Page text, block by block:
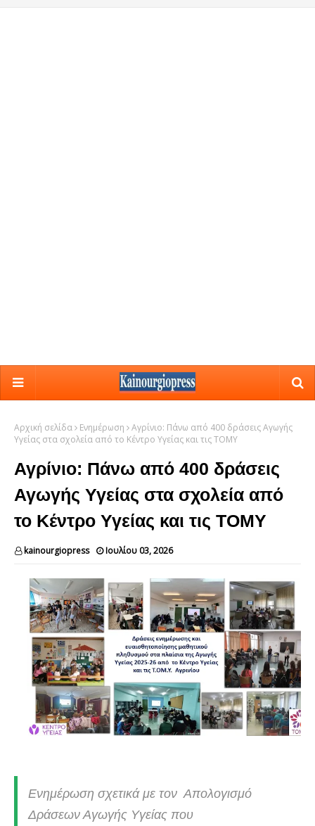
Αρχική σελίδα Ενημέρωση
Αγρίνιο: Πάνω από 400 δράσεις Αγωγής
Υγείας στα σχολεία από το Κέντρο Υγείας και τις ΤΟΜΥ
Αγρίνιο: Πάνω από 400 δράσεις
Αγωγής Υγείας στα σχολεία από
το Κέντρο Υγείας και τις ΤΟΜΥ
kainourgiopress Ιουλίου 03, 2026
Ενημέρωση σχετικά με τον Απολογισμό
Δράσεων Αγωγής Υγείας που